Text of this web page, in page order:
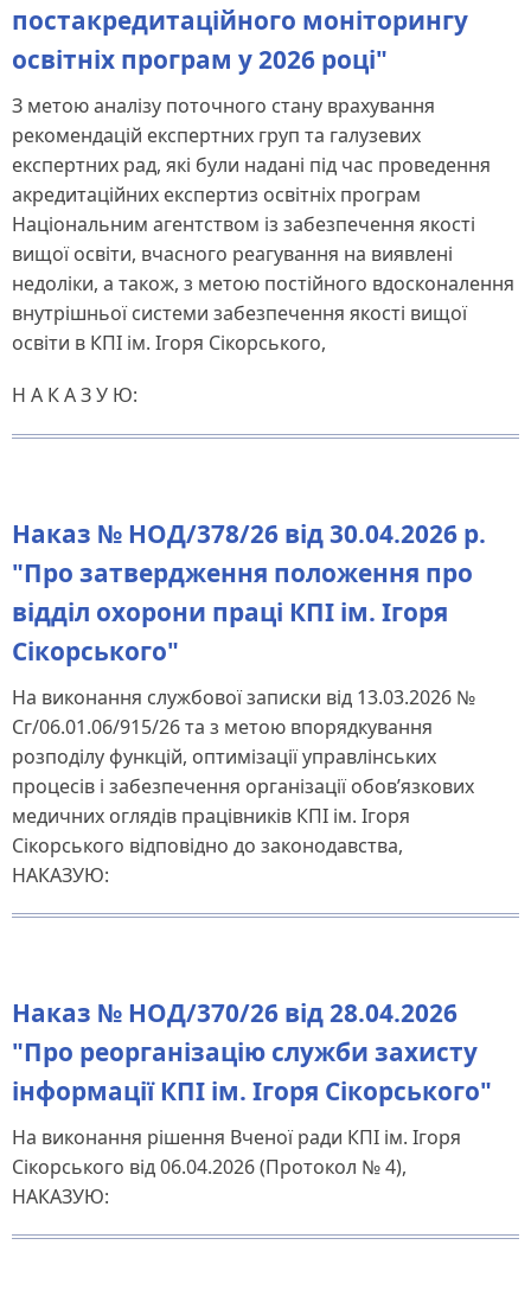
постакредитаційного моніторингу
освітніх програм у 2026 році"
З метою аналізу поточного стану врахування
рекомендацій експертних груп та галузевих
експертних рад, які були надані під час проведення
акредитаційних експертиз освітніх програм
Національним агентством із забезпечення якості
вищої освіти, вчасного реагування на виявлені
недоліки, а також, з метою постійного вдосконалення
внутрішньої системи забезпечення якості вищої
освіти в КПІ ім. Ігоря Сікорського,
Н А К А З У Ю:
Наказ № НОД/378/26 від 30.04.2026 р.
"Про затвердження положення про
відділ охорони праці КПІ ім. Ігоря
Сікорського"
На виконання службової записки від 13.03.2026 №
Сг/06.01.06/915/26 та з метою впорядкування
розподілу функцій, оптимізації управлінських
процесів і забезпечення організації обов’язкових
медичних оглядів працівників КПІ ім. Ігоря
Сікорського відповідно до законодавства,
НАКАЗУЮ:
Наказ № НОД/370/26 від 28.04.2026
"Про реорганізацію служби захисту
інформації КПІ ім. Ігоря Сікорського"
На виконання рішення Вченої ради КПІ ім. Ігоря
Сікорського від 06.04.2026 (Протокол № 4),
НАКАЗУЮ: